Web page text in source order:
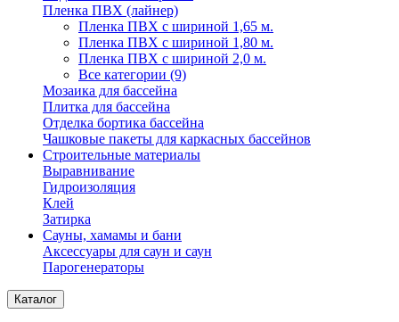
Пленка ПВХ (лайнер)
Пленка ПВХ с шириной 1,65 м.
Пленка ПВХ с шириной 1,80 м.
Пленка ПВХ с шириной 2,0 м.
Все категории (9)
Мозаика для бассейна
Плитка для бассейна
Отделка бортика бассейна
Чашковые пакеты для каркасных бассейнов
Строительные материалы
Выравнивание
Гидроизоляция
Клей
Затирка
Сауны, хамамы и бани
Аксессуары для саун и саун
Парогенераторы
Каталог